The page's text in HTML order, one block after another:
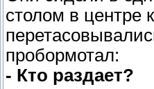
столом в центре
пробормотал:
- Кто раздает?